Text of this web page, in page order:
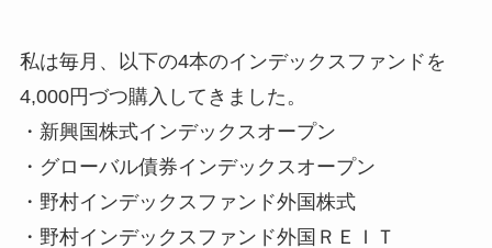
私は毎月、以下の4本のインデックスファンドを
4,000円づつ購入してきました。
・新興国株式インデックスオープン
・グローバル債券インデックスオープン
・野村インデックスファンド外国株式
・野村インデックスファンド外国ＲＥＩＴ